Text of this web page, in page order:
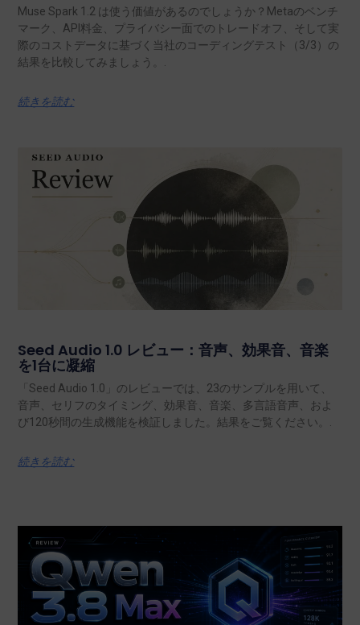
Muse Spark 1.2 は使う価値があるのでしょうか？Metaのベンチ
マーク、API料金、プライバシー面でのトレードオフ、そして実
際のコストデータに基づく当社のコーディングテスト（3/3）の
結果を比較してみましょう。.
続きを読む
Seed Audio 1.0 レビュー：音声、効果音、音楽
を1台に凝縮
「Seed Audio 1.0」のレビューでは、23のサンプルを用いて、
音声、セリフのタイミング、効果音、音楽、多言語音声、およ
び120秒間の生成機能を検証しました。結果をご覧ください。.
続きを読む